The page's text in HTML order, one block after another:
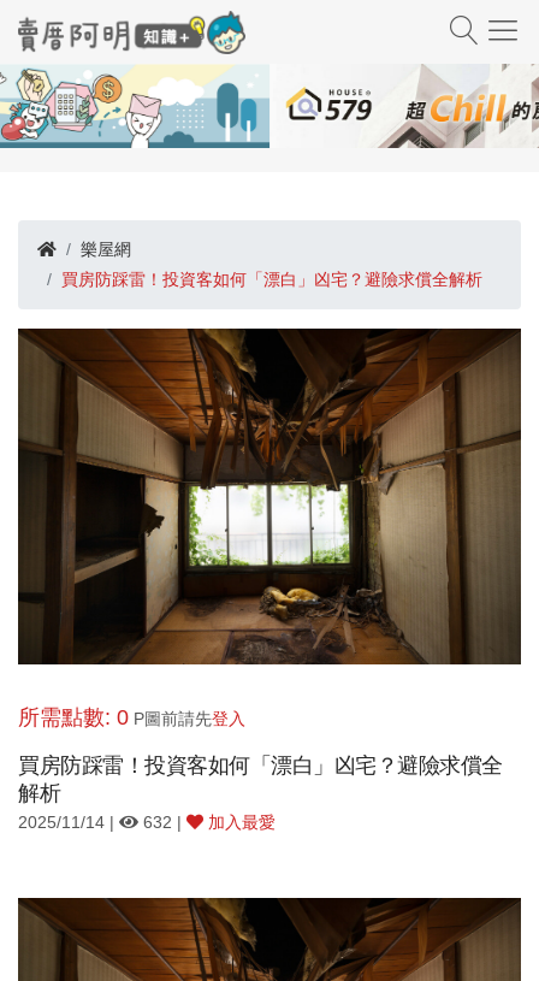
樂屋網
買房防踩雷！投資客如何「漂白」凶宅？避險求償全解析
所需點數: 0 P圖前請先登入
買房防踩雷！投資客如何「漂白」凶宅？避險求償全
解析
2025/11/14 | 632 | 加入最愛